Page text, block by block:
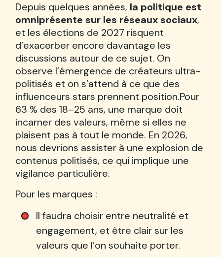
Depuis quelques années, la politique est
omniprésente sur les réseaux sociaux,
et les élections de 2027 risquent
d’exacerber encore davantage les
discussions autour de ce sujet. On
observe l’émergence de créateurs ultra-
politisés et on s’attend à ce que des
influenceurs stars prennent position.Pour
63 % des 18–25 ans, une marque doit
incarner des valeurs, même si elles ne
plaisent pas à tout le monde. En 2026,
nous devrions assister à une explosion de
contenus politisés, ce qui implique une
vigilance particulière.
Pour les marques :
Il faudra choisir entre neutralité et
engagement, et être clair sur les
valeurs que l’on souhaite porter.